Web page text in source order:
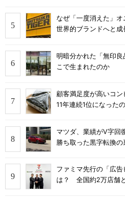
なぜ「一度消えた」
世界的ブランドへと成
明暗分かれた「無印
こで生まれたのか
顧客満足度が高いコ
11年連続1位になった
マツダ、業績がV字
勝ち取った黒字転換の
ファミマ先行の「広
は？ 全国約2万店舗